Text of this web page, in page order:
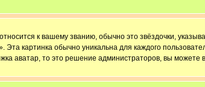
к вашему званию, обычно это звёздочки,
картинка обычно уникальна для каждого
аватар, то это решение администраторов, вы можете